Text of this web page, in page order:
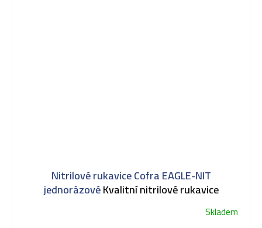
Nitrilové rukavice Cofra EAGLE-NIT
jednorázovéKvalitní nitrilové rukavice
Skladem